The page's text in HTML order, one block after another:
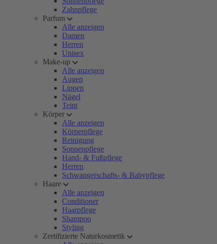
Zahnpflege
Parfum
Alle anzeigen
Damen
Herren
Unisex
Make-up
Alle anzeigen
Augen
Lippen
Nägel
Teint
Körper
Alle anzeigen
Körperpflege
Reinigung
Sonnenpflege
Hand- & Fußpflege
Herren
Schwangerschafts- & Babypflege
Haare
Alle anzeigen
Conditioner
Haarpflege
Shampoo
Styling
Zertifizierte Naturkosmetik